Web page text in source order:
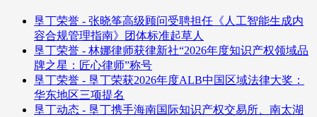
垦丁荣誉 - 张晓筝高级顾问受聘担任《人工智能生成内
容合规管理指南》团体标准起草人
垦丁荣誉 - 林娜律师获律新社“2026年度知识产权领域品
牌之星：匠心律师”称号
垦丁荣誉 - 垦丁荣获2026年度ALB中国区域法律大奖：
华东地区三项提名
垦丁动态 - 垦丁携手海南国际知识产权交易所、南太湖